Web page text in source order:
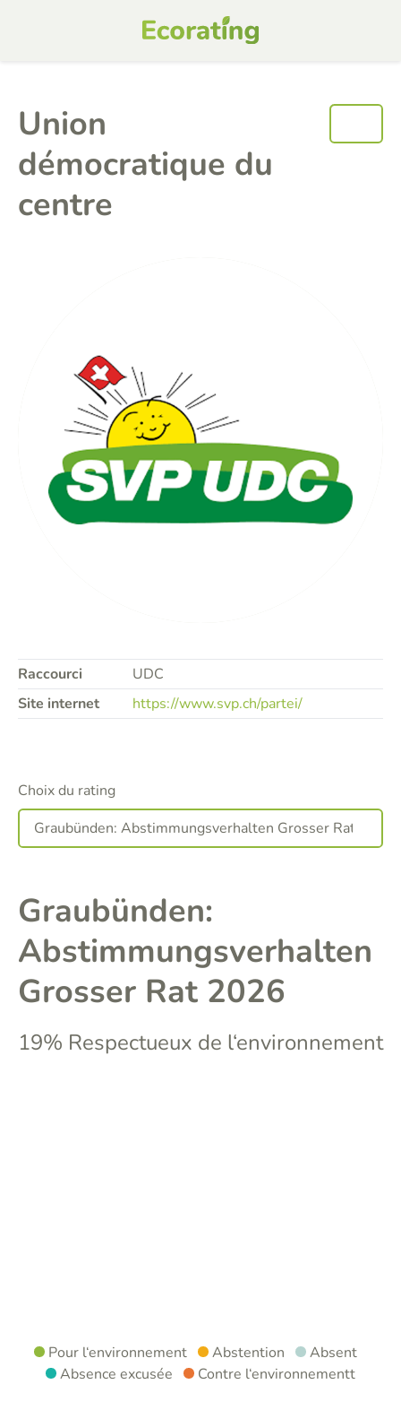
Union
démocratique du
centre
Raccourci
UDC
Site internet
https://www.svp.ch/partei/
Choix du rating
Graubünden:
Abstimmungsverhalten
Grosser Rat 2026
19% Respectueux de l‘environnement
Pour l‘environnement Abstention
Absent
Absence excusée
Contre l‘environnementt